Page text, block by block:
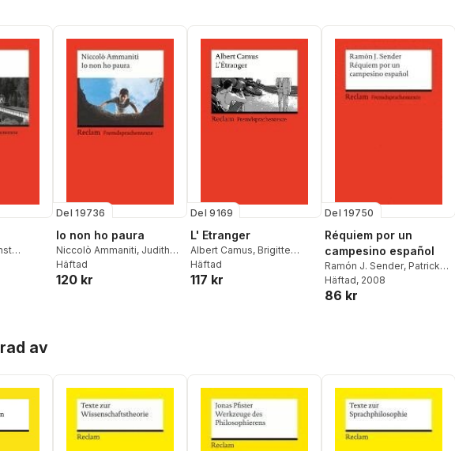
Del 19736
Io non ho paura
Niccolò Ammaniti, Judith
Krieg
Häftad
120 kr
Del 9169
L' Etranger
Albert Camus, Brigitte
Sahner
Häftad
117 kr
Del 19750
Réquiem por un
campesino español
Ramón J. Sender, Patrick
Saulheimer,Rosamna
Pardellas Velay
Häftad, 2008
86 kr
av